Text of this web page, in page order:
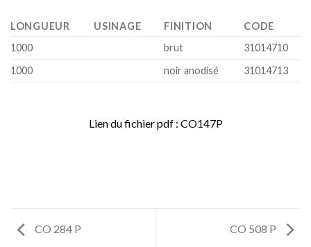
LONGUEUR USINAGE FINITION
CODE
1000
brut
31014710
1000
noir anodisé 31014713
Lien du fichier pdf : CO147P
CO 284 P CO 508 P